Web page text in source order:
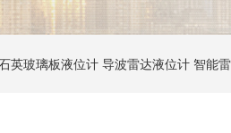
英玻璃板液位计 导波雷达液位计 智能